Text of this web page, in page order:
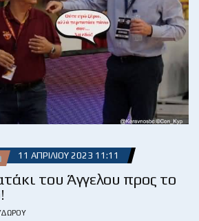
11 ΑΠΡΙΛΊΟΥ 2023 11:11
του Άγγελου προς το